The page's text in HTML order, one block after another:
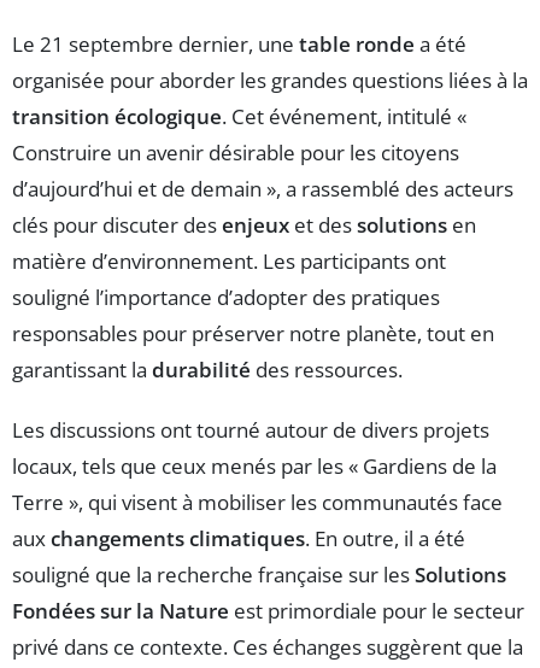
Le 21 septembre dernier, une table ronde a été
organisée pour aborder les grandes questions liées à la
transition écologique. Cet événement, intitulé «
Construire un avenir désirable pour les citoyens
d’aujourd’hui et de demain », a rassemblé des acteurs
clés pour discuter desenjeux et dessolutions en
matière d’environnement. Les participants ont
souligné l’importance d’adopter des pratiques
responsables pour préserver notre planète, tout en
garantissant la durabilité des ressources.
Les discussions ont tourné autour de divers projets
locaux, tels que ceux menés par les « Gardiens de la
Terre », qui visent à mobiliser les communautés face
auxchangements climatiques. En outre, il a été
souligné que la recherche française sur lesSolutions
Fondées sur la Nature est primordiale pour le secteur
privé dans ce contexte. Ces échanges suggèrent que la